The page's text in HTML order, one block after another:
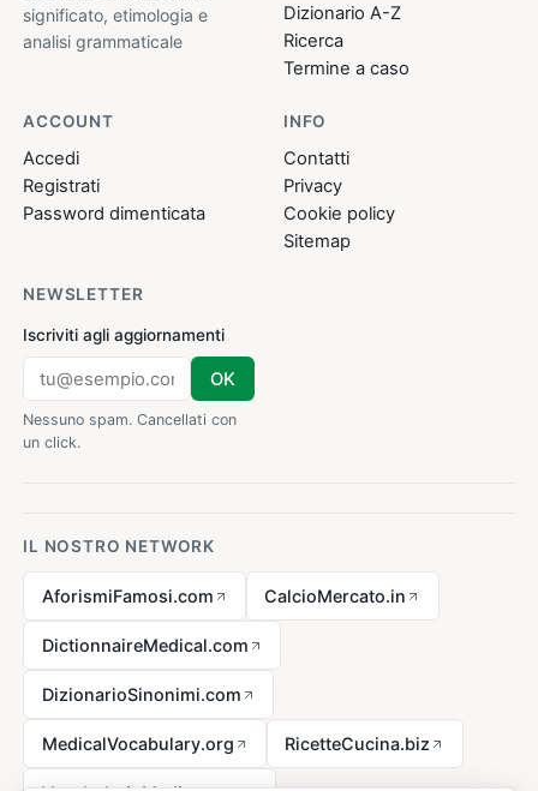
significato, etimologia e
analisi grammaticale
Dizionario A-Z
Ricerca
Termine a caso
ACCOUNT
Accedi
Registrati
Password dimenticata
INFO
Contatti
Privacy
Cookie policy
Sitemap
NEWSLETTER
Iscriviti agli aggiornamenti
OK
Nessuno spam. Cancellati con
un click.
IL NOSTRO NETWORK
AforismiFamosi.com CalcioMercato.in
DictionnaireMedical.com
DizionarioSinonimi.com
MedicalVocabulary.org RicetteCucina.biz